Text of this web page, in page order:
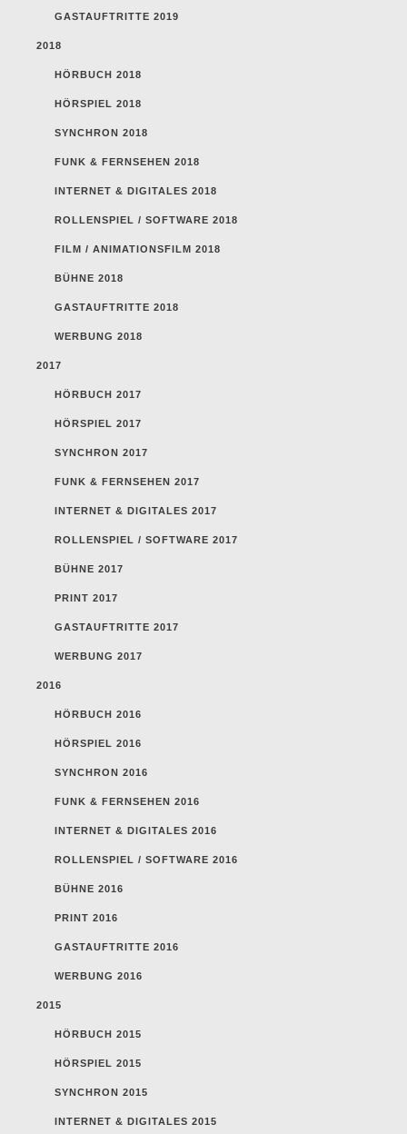
GASTAUFTRITTE 2019
2018
HÖRBUCH 2018
HÖRSPIEL 2018
SYNCHRON 2018
FUNK & FERNSEHEN 2018
INTERNET & DIGITALES 2018
ROLLENSPIEL / SOFTWARE 2018
FILM / ANIMATIONSFILM 2018
BÜHNE 2018
GASTAUFTRITTE 2018
WERBUNG 2018
2017
HÖRBUCH 2017
HÖRSPIEL 2017
SYNCHRON 2017
FUNK & FERNSEHEN 2017
INTERNET & DIGITALES 2017
ROLLENSPIEL / SOFTWARE 2017
BÜHNE 2017
PRINT 2017
GASTAUFTRITTE 2017
WERBUNG 2017
2016
HÖRBUCH 2016
HÖRSPIEL 2016
SYNCHRON 2016
FUNK & FERNSEHEN 2016
INTERNET & DIGITALES 2016
ROLLENSPIEL / SOFTWARE 2016
BÜHNE 2016
PRINT 2016
GASTAUFTRITTE 2016
WERBUNG 2016
2015
HÖRBUCH 2015
HÖRSPIEL 2015
SYNCHRON 2015
INTERNET & DIGITALES 2015